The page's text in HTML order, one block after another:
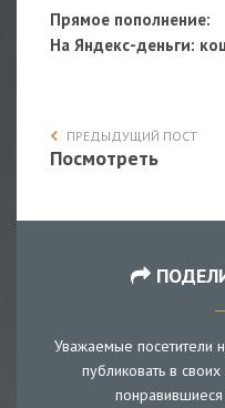
Прямое пополнение:
На Яндекс-деньги:
ПРЕДЫДУЩИЙ ПОСТ
Посмотреть
Уважаемые посетители
публиковать в
понравившиеся